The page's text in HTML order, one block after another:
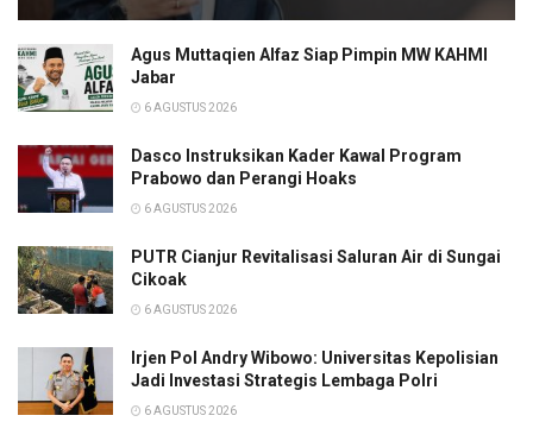
Agus Muttaqien Alfaz Siap Pimpin MW KAHMI
Jabar
6 AGUSTUS 2026
Dasco Instruksikan Kader Kawal Program
Prabowo dan Perangi Hoaks
6 AGUSTUS 2026
PUTR Cianjur Revitalisasi Saluran Air di Sungai
Cikoak
6 AGUSTUS 2026
Irjen Pol Andry Wibowo: Universitas Kepolisian
Jadi Investasi Strategis Lembaga Polri
6 AGUSTUS 2026